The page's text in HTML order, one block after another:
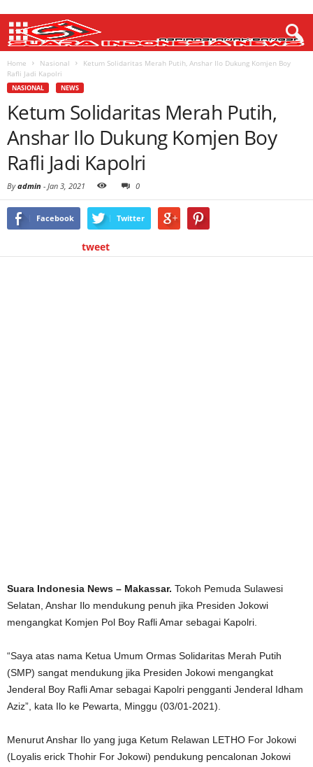
Home Nasional
Ketum Solidaritas Merah Putih, Anshar Ilo Dukung Komjen Boy
Rafli Jadi Kapolri
NASIONAL NEWS
Ketum Solidaritas Merah Putih,
Anshar Ilo Dukung Komjen Boy
Rafli Jadi Kapolri
Byadmin - Jan 3, 2021 0
Facebook Twitter
tweet
Suara Indonesia News – Makassar. Tokoh Pemuda Sulawesi
Selatan, Anshar Ilo mendukung penuh jika Presiden Jokowi
mengangkat Komjen Pol Boy Rafli Amar sebagai Kapolri.
“Saya atas nama Ketua Umum Ormas Solidaritas Merah Putih
(SMP) sangat mendukung jika Presiden Jokowi mengangkat
Jenderal Boy Rafli Amar sebagai Kapolri pengganti Jenderal Idham
Aziz”, kata Ilo ke Pewarta, Minggu (03/01-2021).
Menurut Anshar Ilo yang juga Ketum Relawan LETHO For Jokowi
(Loyalis erick Thohir For Jokowi) pendukung pencalonan Jokowi